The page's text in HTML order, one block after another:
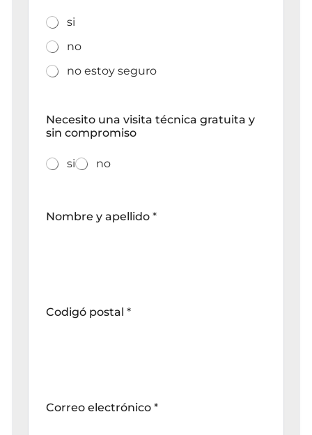
si
no
no estoy seguro
Necesito una visita técnica gratuita y
sin compromiso
si no
Nombre y apellido *
Codigó postal *
Correo electrónico *